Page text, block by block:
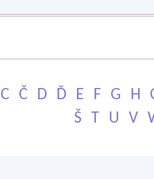
C Č D Ď E F G H
Š
T U V